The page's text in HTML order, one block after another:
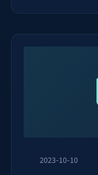
2023-10-10